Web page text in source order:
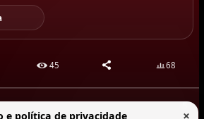
45 68
5
e política de privacidade ×